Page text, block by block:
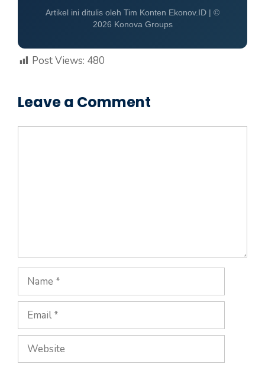
Artikel ini ditulis oleh Tim Konten Ekonov.ID | ©
2026 Konova Groups
Post Views: 480
Leave a Comment